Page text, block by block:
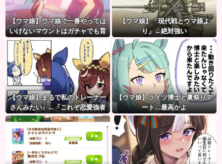
【ウマ娘】ウマ娘で一番やっては
いけないマウントはガチャでも育
成でもグッズでもなく、これ。
【ウマ娘】「現代戦とウマ娘よ
り」←絶対強い
【ウマ娘】まるで私のトレーナー
さんみたい♪ ←「これぞ恋愛強者
スペ一族…」
【ウマ娘】ライツ博士と夏祭りデ
ート…最高かよ